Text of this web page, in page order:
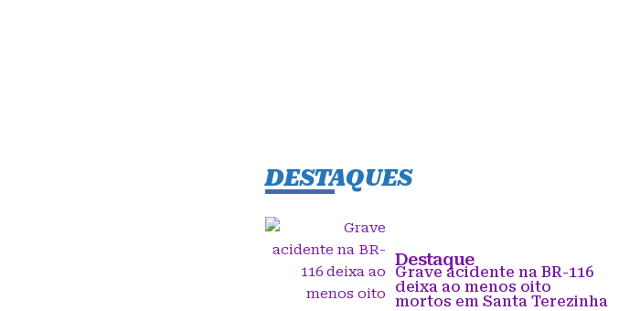
DESTAQUES
Destaque
Grave acidente na BR-116
deixa ao menos oito
mortos em Santa Terezinha